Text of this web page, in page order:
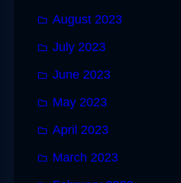
August 2023
July 2023
June 2023
May 2023
April 2023
March 2023